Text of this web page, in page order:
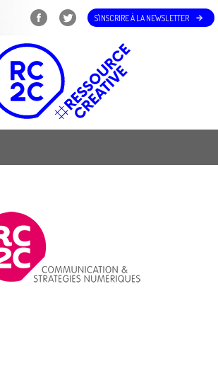
S'INSCRIRE À LA NEWSLETTER